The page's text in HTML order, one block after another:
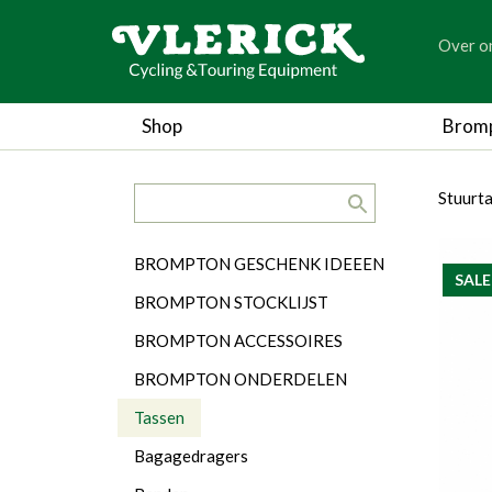
Over
Shop
Categorieën
BROMPTON GESCHENK IDEEEN
BROMPTON STOCKLIJST
BROMPTON ACCESSOIRES
BROMPTON ONDERDELEN
Tassen
Bagagedragers